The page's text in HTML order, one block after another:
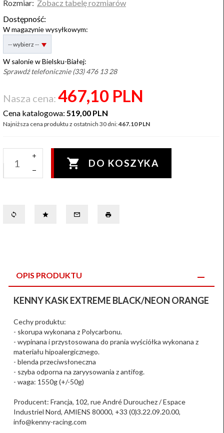
Rozmiar: Zobacz tabelę rozmiarów
Dostępność:
W magazynie wysyłkowym:
-- wybierz --
W salonie w Bielsku-Białej:
Sprawdź telefonicznie (33) 476 13 28
Nasza cena: 467,10 PLN
Cena katalogowa: 519,00 PLN
Najniższa cena produktu z ostatnich 30 dni:467.10 PLN
DO KOSZYKA
OPIS PRODUKTU
KENNY KASK EXTREME BLACK/NEON ORANGE
Cechy produktu:
- skorupa wykonana z Polycarbonu.
- wypinana i przystosowana do prania wyściółka wykonana z
materiału hipoalergicznego.
- blenda przeciwsłoneczna
- szyba odporna na zaryysowania z antifog.
- waga: 1550g (+/-50g)
Producent: Francja, 102, rue André Durouchez / Espace
Industriel Nord, AMIENS 80000, +33 (0)3.22.09.20.00,
info@kenny-racing.com